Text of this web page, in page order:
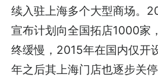
续入驻上海多个大型商场。
宣布计划向全国拓店1000家
终缓慢，2015年在国内仅开
年之后其上海门店也逐步关停